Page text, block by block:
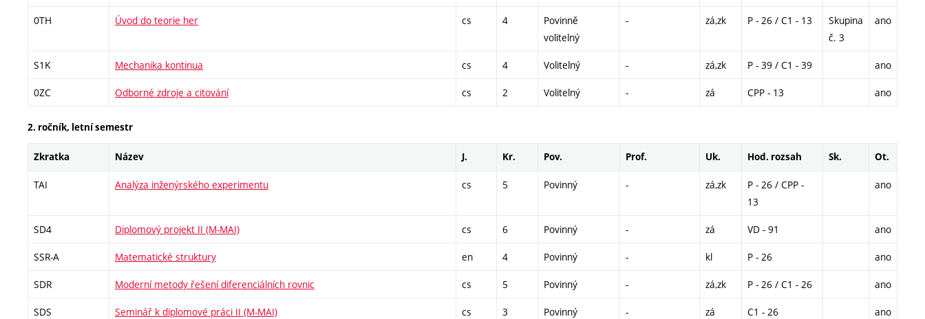
0TH Úvod do teorie her cs 4
Povinně
volitelný
- zá,zk P - 26 / C1 - 13
Skupina
č. 3
ano
S1K Mechanika kontinua cs 4 Volitelný - zá,zk P - 39 / C1 - 39 ano
0ZC Odborné zdroje a citování cs 2 Volitelný - zá CPP - 13 ano
2. ročník, letní semestr
Zkratka Název J. Kr. Pov. Prof. Uk. Hod. rozsah Sk. Ot.
TAI Analýza inženýrského experimentu cs 5 Povinný - zá,zk
P - 26 / CPP -
13
ano
SD4 Diplomový projekt II (M-MAI) cs 6 Povinný - zá VD - 91 ano
SSR-A Matematické struktury en 4 Povinný - kl P - 26 ano
SDR Moderní metody řešení diferenciálních rovnic cs 5 Povinný - zá,zk P - 26 / C1 - 26 ano
SDS Seminář k diplomové práci II (M-MAI) cs 3 Povinný - zá C1 - 26 ano